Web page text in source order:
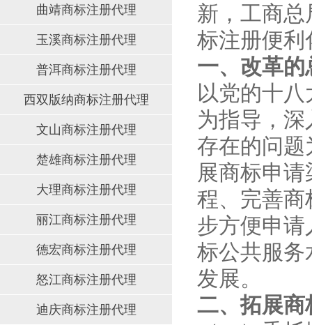
曲靖商标注册代理
玉溪商标注册代理
普洱商标注册代理
西双版纳商标注册代理
文山商标注册代理
楚雄商标注册代理
大理商标注册代理
丽江商标注册代理
德宏商标注册代理
怒江商标注册代理
迪庆商标注册代理
新，工商
标注册便利
一、改革的
以党的十
为指导，
存在的问题
展商标申
程、完善商
步方便申
标公共服务
发展。
二、拓展商